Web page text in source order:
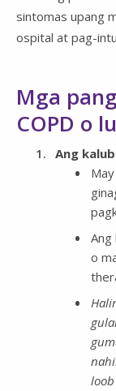
sintomas upang
ospital at pag-
Mga
COPD o
Ang
Ang
o